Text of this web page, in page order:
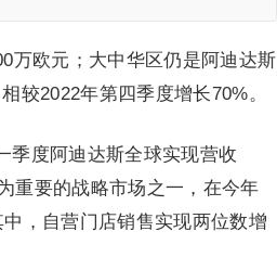
万欧元；大中华区仍是阿迪达斯
较2022年第四季度增长70%。
季度阿迪达斯全球实现营收
重要的战略市场之一，在今年
，自营门店销售实现两位数增